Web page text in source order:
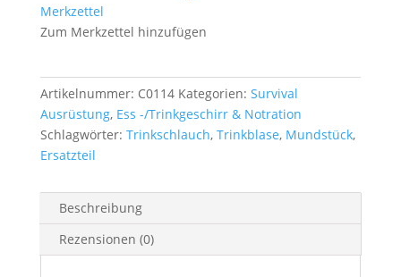
Merkzettel
Zum Merkzettel hinzufügen
Artikelnummer: C0114 Kategorien: Survival
Ausrüstung, Ess -/Trinkgeschirr & Notration
Schlagwörter: Trinkschlauch, Trinkblase, Mundstück,
Ersatzteil
Beschreibung
Rezensionen (0)